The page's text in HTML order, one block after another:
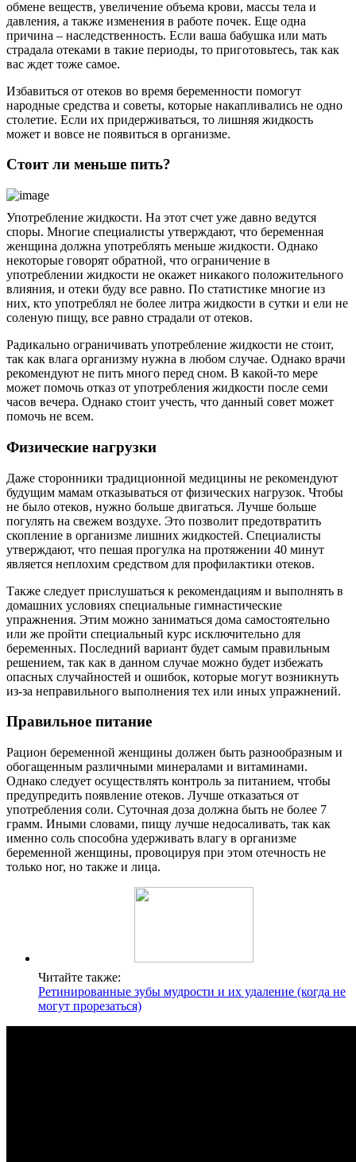
обмене веществ, увеличение объема крови, массы тела и
давления, а также изменения в работе почек. Еще одна
причина – наследственность. Если ваша бабушка или мать
страдала отеками в такие периоды, то приготовьтесь, так как
вас ждет тоже самое.
Избавиться от отеков во время беременности помогут
народные средства и советы, которые накапливались не одно
столетие. Если их придерживаться, то лишняя жидкость
может и вовсе не появиться в организме.
Стоит ли меньше пить?
Употребление жидкости. На этот счет уже давно ведутся
споры. Многие специалисты утверждают, что беременная
женщина должна употреблять меньше жидкости. Однако
некоторые говорят обратной, что ограничение в
употреблении жидкости не окажет никакого положительного
влияния, и отеки буду все равно. По статистике многие из
них, кто употреблял не более литра жидкости в сутки и ели не
соленую пищу, все равно страдали от отеков.
Радикально ограничивать употребление жидкости не стоит,
так как влага организму нужна в любом случае. Однако врачи
рекомендуют не пить много перед сном. В какой-то мере
может помочь отказ от употребления жидкости после семи
часов вечера. Однако стоит учесть, что данный совет может
помочь не всем.
Физические нагрузки
Даже сторонники традиционной медицины не рекомендуют
будущим мамам отказываться от физических нагрузок. Чтобы
не было отеков, нужно больше двигаться. Лучше больше
погулять на свежем воздухе. Это позволит предотвратить
скопление в организме лишних жидкостей. Специалисты
утверждают, что пешая прогулка на протяжении 40 минут
является неплохим средством для профилактики отеков.
Также следует прислушаться к рекомендациям и выполнять в
домашних условиях специальные гимнастические
упражнения. Этим можно заниматься дома самостоятельно
или же пройти специальный курс исключительно для
беременных. Последний вариант будет самым правильным
решением, так как в данном случае можно будет избежать
опасных случайностей и ошибок, которые могут возникнуть
из-за неправильного выполнения тех или иных упражнений.
Правильное питание
Рацион беременной женщины должен быть разнообразным и
обогащенным различными минералами и витаминами.
Однако следует осуществлять контроль за питанием, чтобы
предупредить появление отеков. Лучше отказаться от
употребления соли. Суточная доза должна быть не более 7
грамм. Иными словами, пищу лучше недосаливать, так как
именно соль способна удерживать влагу в организме
беременной женщины, провоцируя при этом отечность не
только ног, но также и лица.
Читайте также:
Ретинированные зубы мудрости и их удаление (когда не
могут прорезаться)